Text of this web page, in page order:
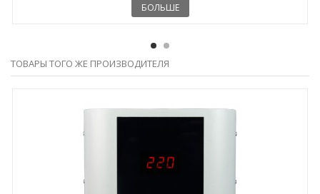
БОЛЬШЕ
ТОВАРЫ ТОГО ЖЕ ПРОИЗВОДИТЕЛЯ